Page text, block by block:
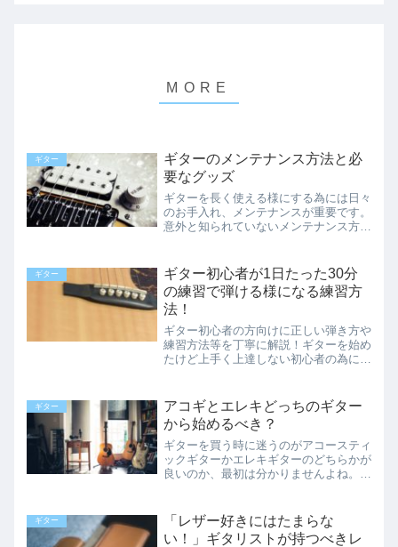
ギター
ギターのメンテナンス方法と必
要なグッズ
ギターを長く使える様にする為には日々
のお手入れ、メンテナンスが重要です。
意外と知られていないメンテナンス方法
日々のお手入れのポイントやメンテナン
ス方法を紹介しています。
ギター
ギター初心者が1日たった30分
の練習で弾ける様になる練習方
法！
ギター初心者の方向けに正しい弾き方や
練習方法等を丁寧に解説！ギターを始め
たけど上手く上達しない初心者の為に基
習方法も紹介！ギターをもっと上手に弾
きたいという方、必見です！
ギター
アコギとエレキどっちのギター
から始めるべき？
ギターを買う時に迷うのがアコースティ
ックギターかエレキギターのどちらかが
良いのか、最初は分かりませんよね。ど
をわかりやすく説明しています。ギター
を選ぶのに迷っている方必見です。
ギター
「レザー好きにはたまらな
い！」ギタリストが持つべきレ